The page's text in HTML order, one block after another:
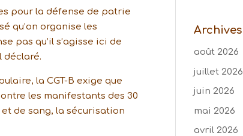
pour la défense de patrie
qu’on organise les
pas qu’il s’agisse ici de
déclaré.
la CGT-B exige que
les manifestants des 30
de sang, la sécurisation
Archives
août 2026
juillet 2026
juin 2026
mai 2026
avril 2026